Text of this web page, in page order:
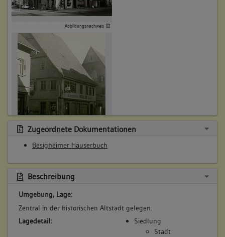
6. Besitzer:in:
(1694 - 1699)
Bemerkung Familie:
in Gemmrigheim
Bemerkung Besitz:
kauft von Wolfarth
Beschreibung:
Beruf / Amt / Titel:
Kellereiküfer
Betroffene Gebäudeteile:
7. Besitzer:in:
Bemerkung Familie:
Abbildungsnachweis
Abbildungsnachweis
Zugeordnete Dokumentationen
Besigheimer Häuserbuch
Beschreibung
Umgebung, Lage:
Zentral in der historischen Altstadt gelegen.
Lagedetail:
Siedlung
Stadt